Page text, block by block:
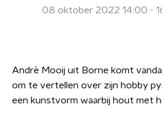
08 oktober 2022 14:00 -
Andrè Mooij uit Borne komt
om te vertellen over zijn hobby
een kunstvorm waarbij hout met